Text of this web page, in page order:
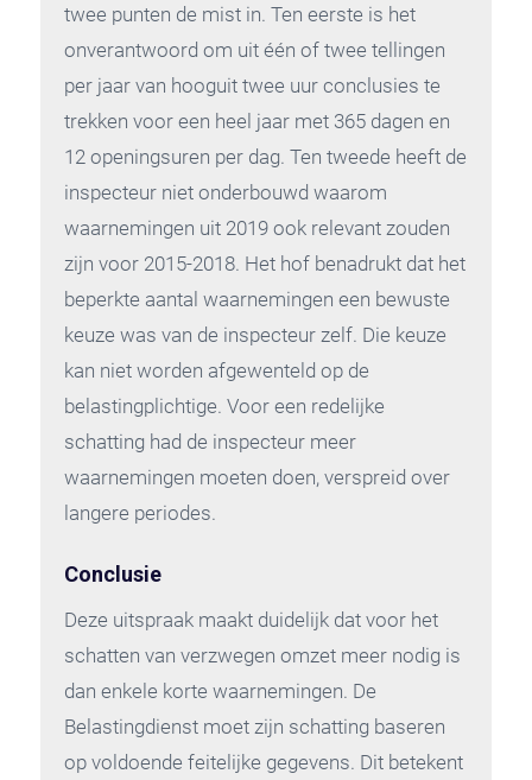
twee punten de mist in. Ten eerste is het
onverantwoord om uit één of twee tellingen
per jaar van hooguit twee uur conclusies te
trekken voor een heel jaar met 365 dagen en
12 openingsuren per dag. Ten tweede heeft de
inspecteur niet onderbouwd waarom
waarnemingen uit 2019 ook relevant zouden
zijn voor 2015-2018. Het hof benadrukt dat het
beperkte aantal waarnemingen een bewuste
keuze was van de inspecteur zelf. Die keuze
kan niet worden afgewenteld op de
belastingplichtige. Voor een redelijke
schatting had de inspecteur meer
waarnemingen moeten doen, verspreid over
langere periodes.
Conclusie
Deze uitspraak maakt duidelijk dat voor het
schatten van verzwegen omzet meer nodig is
dan enkele korte waarnemingen. De
Belastingdienst moet zijn schatting baseren
op voldoende feitelijke gegevens. Dit betekent